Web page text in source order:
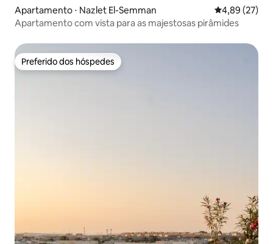
Apartamento ⋅ Nazlet El-Semman 4,89 de uma
4,89 (27)
Apartamento com vista para as majestosas pirâmides
Preferido dos hóspedes
Preferido dos hóspedes